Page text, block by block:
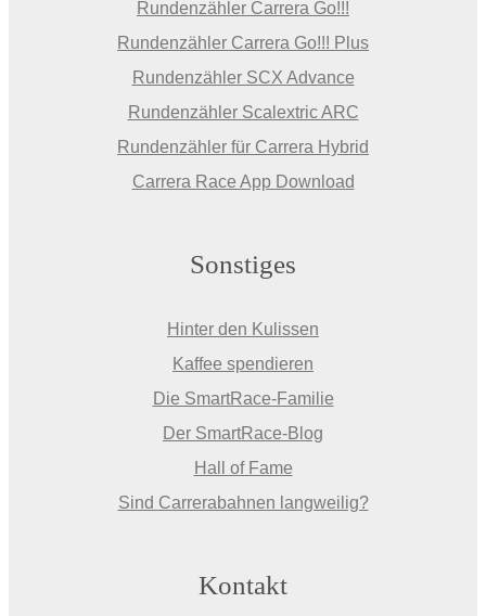
Rundenzähler Carrera Go!!!
Rundenzähler Carrera Go!!! Plus
Rundenzähler SCX Advance
Rundenzähler Scalextric ARC
Rundenzähler für Carrera Hybrid
Carrera Race App Download
Sonstiges
Hinter den Kulissen
Kaffee spendieren
Die SmartRace-Familie
Der SmartRace-Blog
Hall of Fame
Sind Carrerabahnen langweilig?
Kontakt